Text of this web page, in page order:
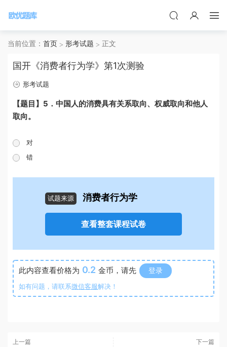
当前位置： 首页 形考试题 正文
国开《消费者行为学》第1次测验
形考试题
【题目】5．中国人的消费具有关系取向、权威取向和他人
取向。
对
错
试题来源 消费者行为学
查看整套课程试卷
此内容查看价格为 0.2 金币，请先 登录
如有问题，请联系微信客服解决！
上一篇 下一篇